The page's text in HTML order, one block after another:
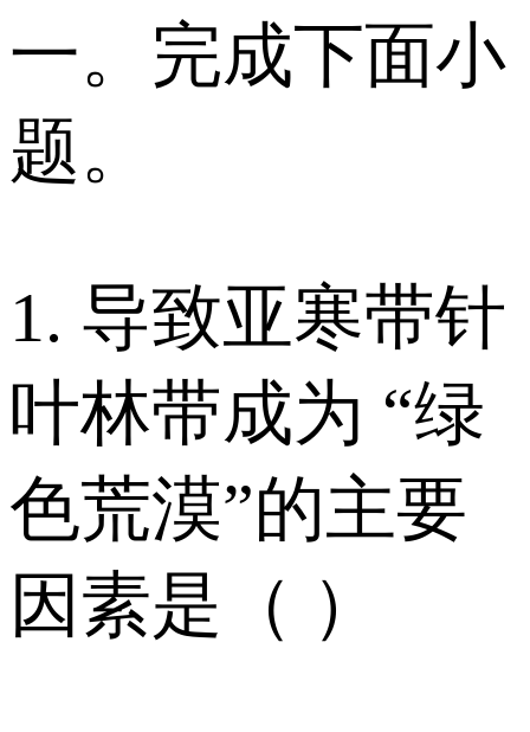
一。完成下面小
题。
1. 导致亚寒带针
叶林带成为 “绿
色荒漠”的主要
因素是（ ）